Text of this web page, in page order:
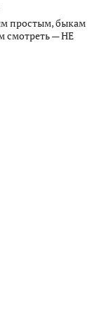
простым, быкам
смотреть — НЕ